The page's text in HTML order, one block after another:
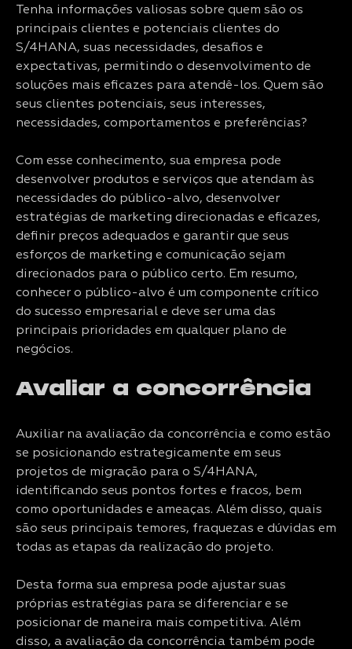
Tenha informações valiosas sobre quem são os
principais clientes e potenciais clientes do
S/4HANA, suas necessidades, desafios e
expectativas, permitindo o desenvolvimento de
soluções mais eficazes para atendê-los. Quem são
seus clientes potenciais, seus interesses,
necessidades, comportamentos e preferências?
Com esse conhecimento, sua empresa pode
desenvolver produtos e serviços que atendam às
necessidades do público-alvo, desenvolver
estratégias de marketing direcionadas e eficazes,
definir preços adequados e garantir que seus
esforços de marketing e comunicação sejam
direcionados para o público certo. Em resumo,
conhecer o público-alvo é um componente crítico
do sucesso empresarial e deve ser uma das
principais prioridades em qualquer plano de
negócios.
Avaliar a concorrência
Auxiliar na avaliação da concorrência e como estão
se posicionando estrategicamente em seus
projetos de migração para o S/4HANA,
identificando seus pontos fortes e fracos, bem
como oportunidades e ameaças. Além disso, quais
são seus principais temores, fraquezas e dúvidas em
todas as etapas da realização do projeto.
Desta forma sua empresa pode ajustar suas
próprias estratégias para se diferenciar e se
posicionar de maneira mais competitiva. Além
disso, a avaliação da concorrência também pode